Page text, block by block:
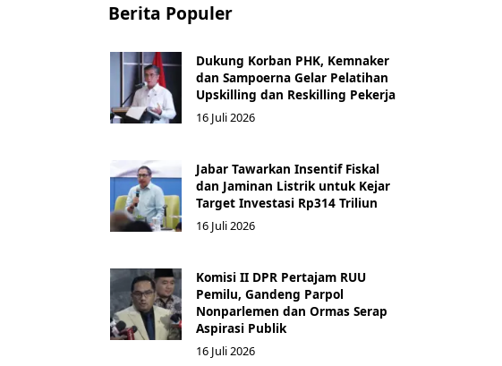
Berita Populer
Dukung Korban PHK, Kemnaker
dan Sampoerna Gelar Pelatihan
Upskilling dan Reskilling Pekerja
16 Juli 2026
Jabar Tawarkan Insentif Fiskal
dan Jaminan Listrik untuk Kejar
Target Investasi Rp314 Triliun
16 Juli 2026
Komisi II DPR Pertajam RUU
Pemilu, Gandeng Parpol
Nonparlemen dan Ormas Serap
Aspirasi Publik
16 Juli 2026